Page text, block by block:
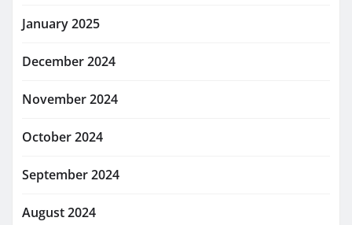
January 2025
December 2024
November 2024
October 2024
September 2024
August 2024